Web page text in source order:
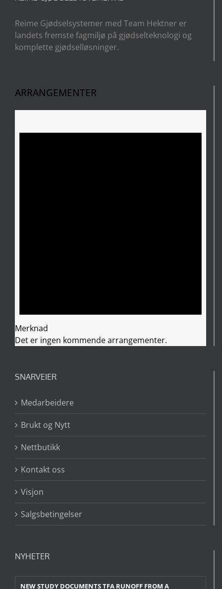
Reime Gjødselsystemer med Team Hektner er
landets fremste fagmiljø på gjødselteknologi og
komplette gjødselløsninger.
ARRANGEMENTER
Merknad
Det er ingen kommende arrangementer.
SNARVEIER
Medarbeidere
Brukt og Nytt
Nettbutikk
Kontakt oss
Visjon
Salgsbetingelser
NYHETER
NEW STUDY DOCUMENTS TFA RUNOFF FROM A